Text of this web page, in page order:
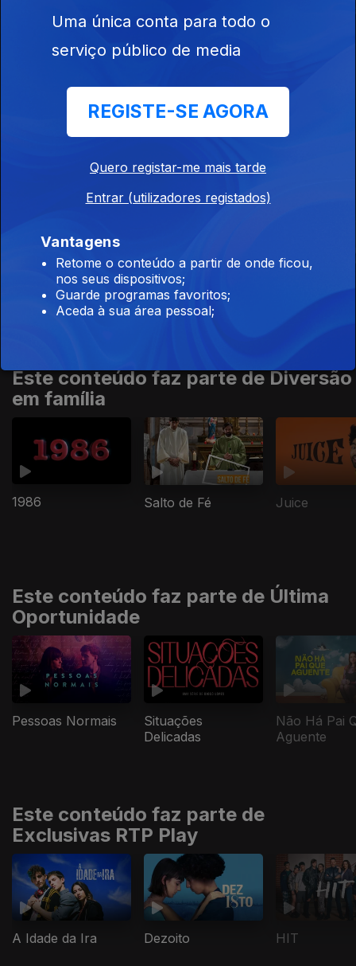
Millennial Mal
Este conteúdo faz parte de Séries
premiadas
Casa Abrigo Refúgio do Medo
Este conteúdo faz parte de Diversão
em família
1986 Salto de Fé Juice
Este conteúdo faz parte de Última
Oportunidade
Pessoas Normais
Situações
Delicadas
Não Há Pai
Aguente
Este conteúdo faz parte de
Exclusivas RTP Play
A Idade da Ira Dezoito HIT
Uma única conta para todo o
serviço público de media
REGISTE-SE AGORA
Quero registar-me mais tarde
Entrar (utilizadores registados)
Vantagens
Retome o conteúdo a partir de onde ficou,
nos seus dispositivos;
Guarde programas favoritos;
Aceda à sua área pessoal;